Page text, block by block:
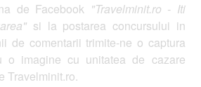
de Facebook"Travelminit.ro - Iti
si la postarea concursului in
comentarii trimite-ne o captura
imagine cu unitatea de cazare